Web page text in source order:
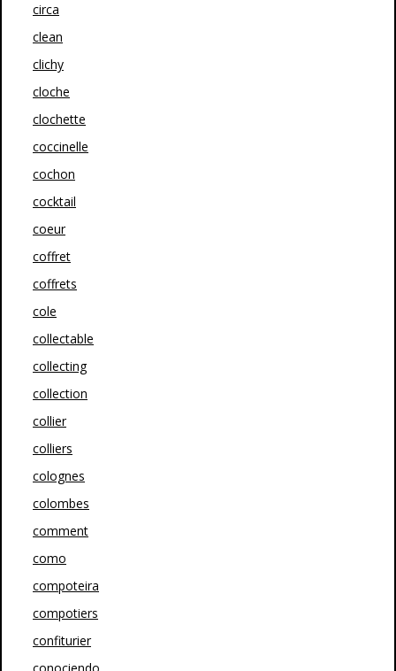
circa
clean
clichy
cloche
clochette
coccinelle
cochon
cocktail
coeur
coffret
coffrets
cole
collectable
collecting
collection
collier
colliers
colognes
colombes
comment
como
compoteira
compotiers
confiturier